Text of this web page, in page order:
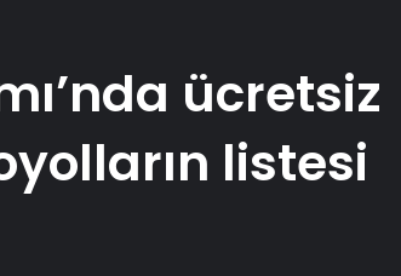
ücretsiz
listesi